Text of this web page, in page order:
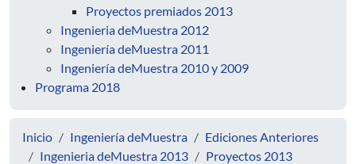
Proyectos premiados 2013
Ingenieria deMuestra 2012
Ingeniería deMuestra 2011
Ingeniería deMuestra 2010 y 2009
Programa 2018
Inicio Ingeniería deMuestra
Ediciones Anteriores
Ingenieria deMuestra 2013
Proyectos 2013